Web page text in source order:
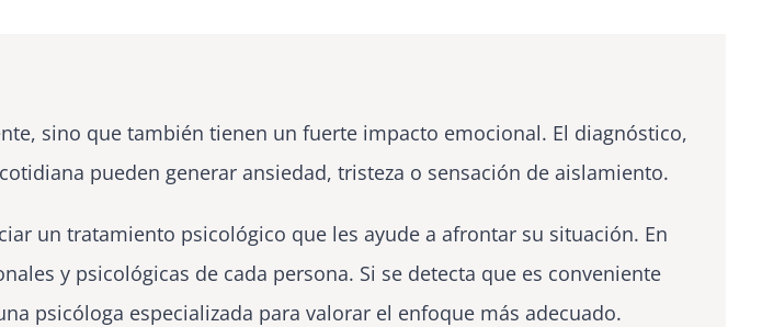
sino que también tienen un fuerte impacto emocional. El diagnóstico,
pueden generar ansiedad, tristeza o sensación de aislamiento.
un tratamiento psicológico que les ayude a afrontar su situación. En
y psicológicas de cada persona. Si se detecta que es conveniente
psicóloga especializada para valorar el enfoque más adecuado.